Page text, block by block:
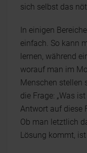
sich selbst das
In einigen
einfach. So kann
lernen, während
worauf man im
Menschen stellen
die Frage: „Was
Antwort auf diese
Ob man letztlich
Lösung kommt,